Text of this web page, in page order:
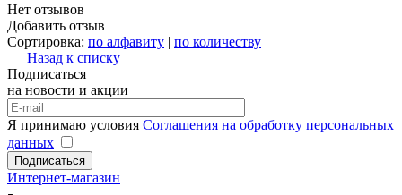
Нет отзывов
Добавить отзыв
Сортировка: по алфавиту | по количеству
Назад к списку
Подписаться
на новости и акции
Я принимаю условия Соглашения на обработку персональных
данных
Подписаться
Интернет-магазин